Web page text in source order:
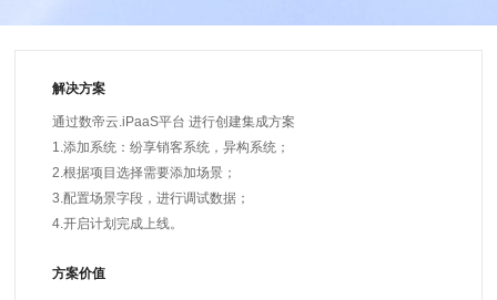
解决方案
通过数帝云.iPaaS平台 进行创建集成方案
1.添加系统：纷享销客系统，异构系统；
2.根据项目选择需要添加场景；
3.配置场景字段，进行调试数据；
4.开启计划完成上线。
方案价值